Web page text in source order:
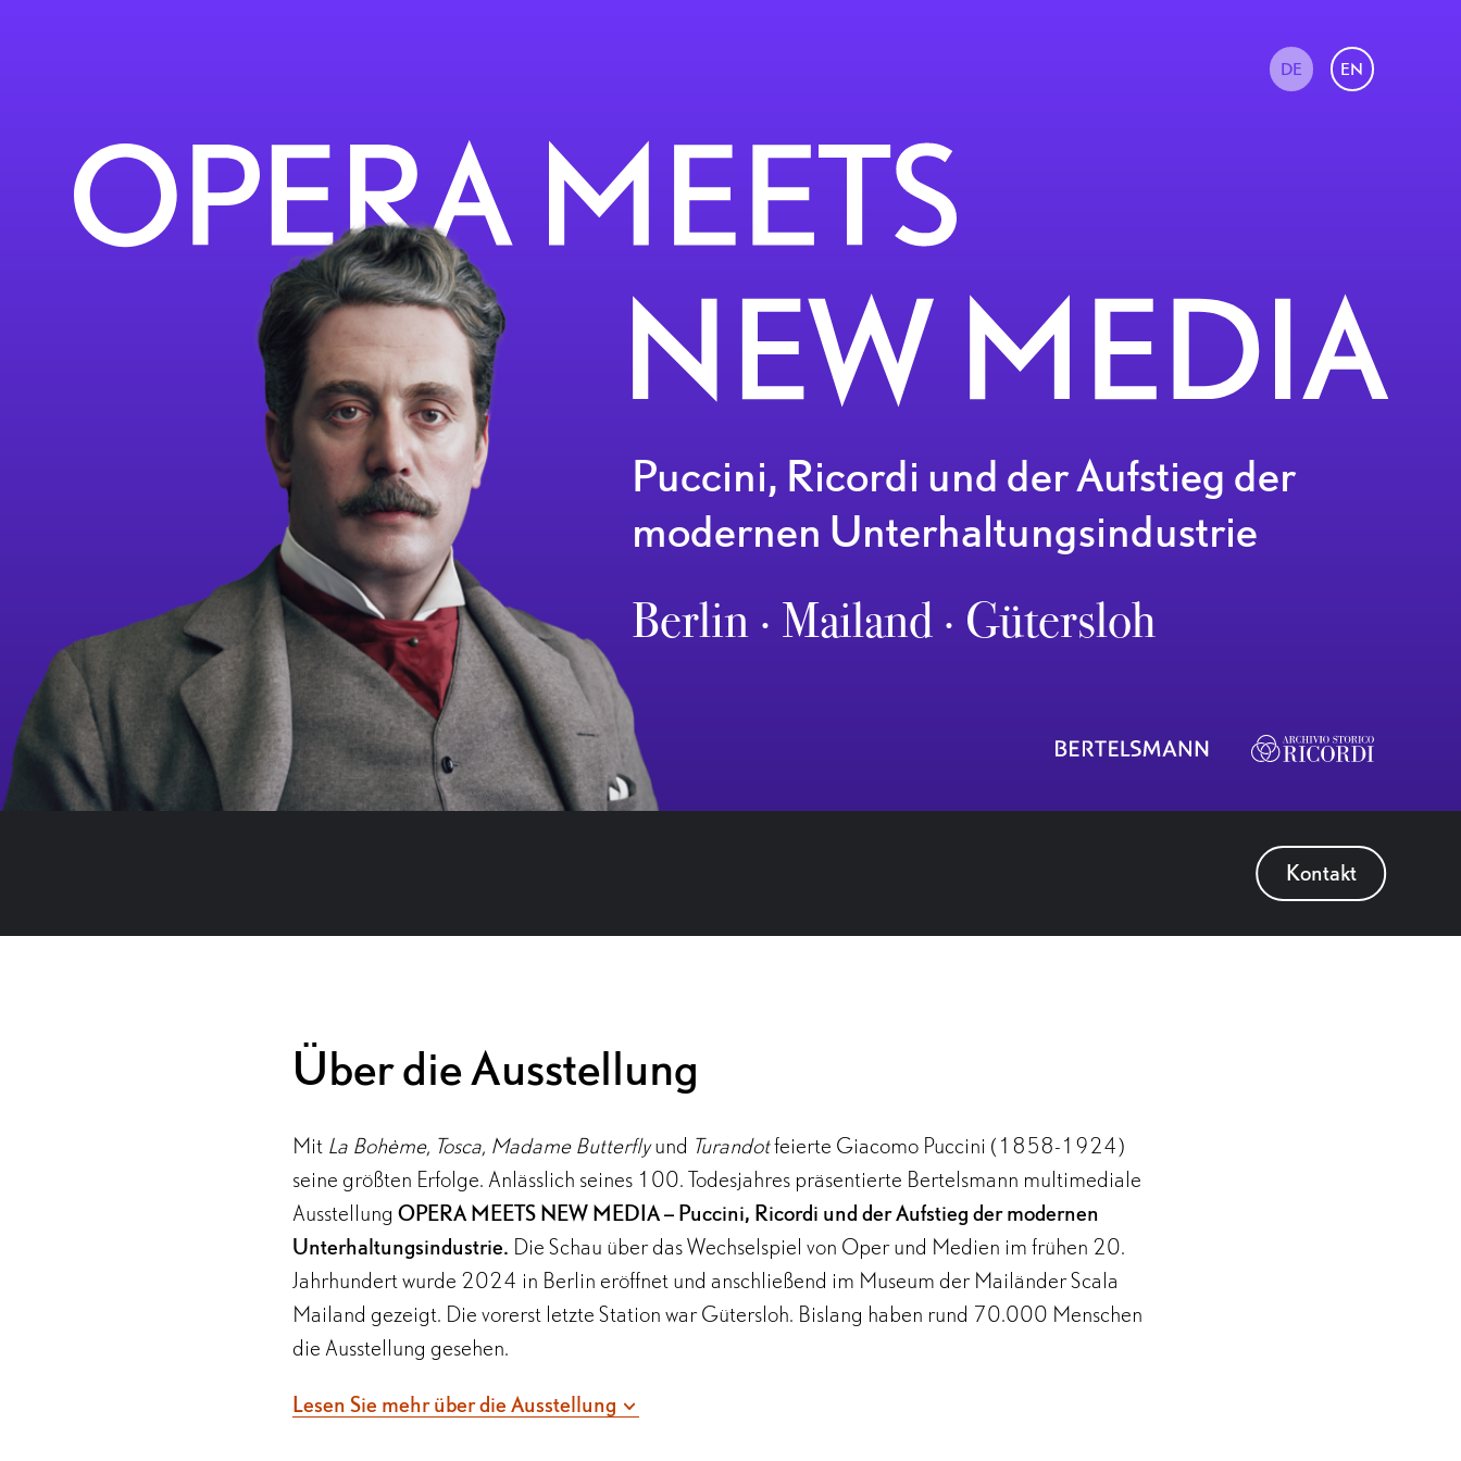
DE EN
Puccini, Ricordi und der Aufstieg der
modernen Unterhaltungsindustrie
Berlin ∙ Mailand ∙ Gütersloh
Kontakt
Über die Ausstellung
Mit La Bohème, Tosca, Madame Butterflyund Turandotfeierte Giacomo Puccini (1858-1924)
seine größten Erfolge. Anlässlich seines 100. Todesjahres präsentierte Bertelsmann multimediale
Ausstellung OPERA MEETS NEW MEDIA – Puccini, Ricordi und der Aufstieg der modernen
Unterhaltungsindustrie. Die Schau über das Wechselspiel von Oper und Medien im frühen 20.
Jahrhundert wurde 2024 in Berlin eröffnet und anschließend im Museum der Mailänder Scala
Mailand gezeigt. Die vorerst letzte Station war Gütersloh. Bislang haben rund 70.000 Menschen
die Ausstellung gesehen.
Giacomo Puccini hat mit seiner Musik die ganze Welt erobert. Seine Opern gehören seit über 100
Lesen Sie mehr über die Ausstellung